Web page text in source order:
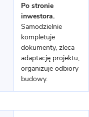
Po stronie
inwestora.
Samodzielnie
kompletuje
dokumenty, zleca
adaptację projektu,
organizuje odbiory
budowy.